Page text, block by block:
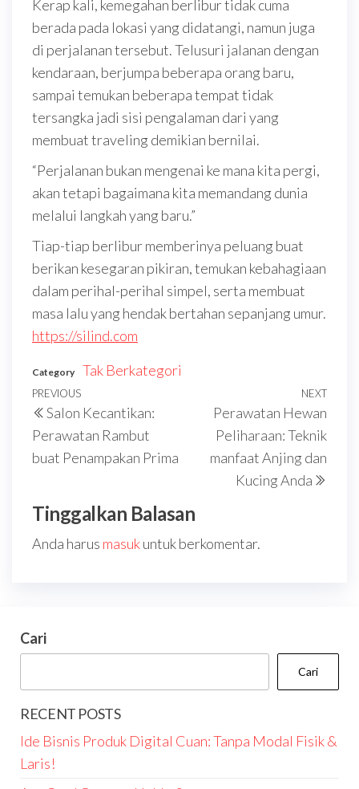
Kerap kali, kemegahan berlibur tidak cuma
berada pada lokasi yang didatangi, namun juga
di perjalanan tersebut. Telusuri jalanan dengan
kendaraan, berjumpa beberapa orang baru,
sampai temukan beberapa tempat tidak
tersangka jadi sisi pengalaman dari yang
membuat traveling demikian bernilai.
“Perjalanan bukan mengenai ke mana kita pergi,
akan tetapi bagaimana kita memandang dunia
melalui langkah yang baru.”
Tiap-tiap berlibur memberinya peluang buat
berikan kesegaran pikiran, temukan kebahagiaan
dalam perihal-perihal simpel, serta membuat
masa lalu yang hendak bertahan sepanjang umur.
https://silind.com
Category Tak Berkategori
Navigasi
pos
Previous
Post
PREVIOUS
Salon Kecantikan:
Perawatan Rambut
buat Penampakan Prima
Next
NEXT
Perawatan Hewan
Peliharaan: Teknik
manfaat Anjing dan
Kucing Anda
Tinggalkan Balasan
Anda harus masukuntuk berkomentar.
Cari
Cari
RECENT POSTS
Ide Bisnis Produk Digital Cuan: Tanpa Modal Fisik &
Laris!